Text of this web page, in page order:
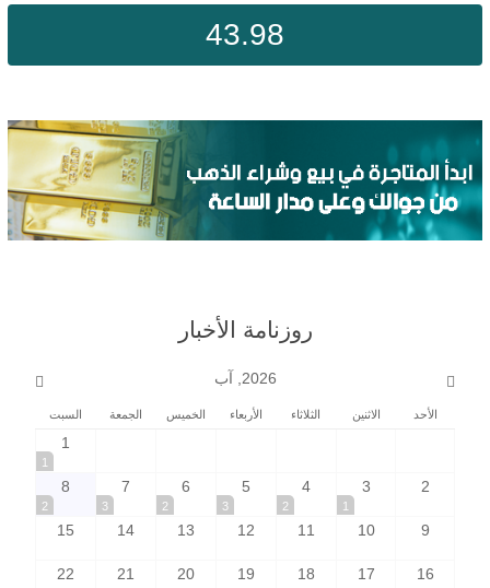
43.98
روزنامة الأخبار
2026, آب
الأحد الاثنين الثلاثاء الأربعاء الخميس الجمعة السبت
1
1
2
3
1
4
2
5
3
6
2
7
3
8
2
9
10
11
12
13
14
15
16
17
18
19
20
21
22